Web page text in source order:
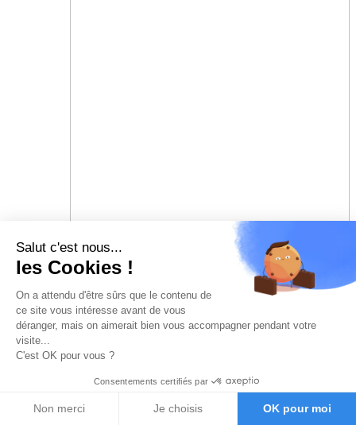
Salut c'est nous...
les Cookies !
On a attendu d'être sûrs que le contenu de
ce site vous intéresse avant de vous
déranger, mais on aimerait bien vous accompagner pendant votre
visite...
C'est OK pour vous ?
Consentements certifiés par
Non merci Je choisis OK pour moi